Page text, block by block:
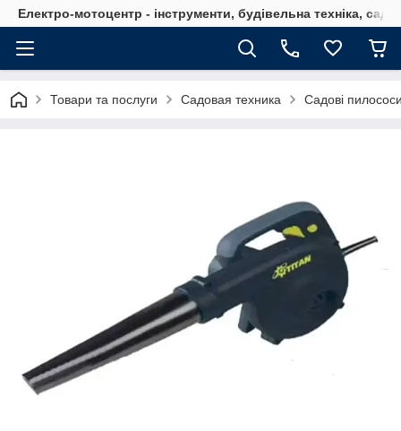
Електро-мотоцентр - інструменти, будівельна техніка,
Товари та послуги Садовая техника Садові